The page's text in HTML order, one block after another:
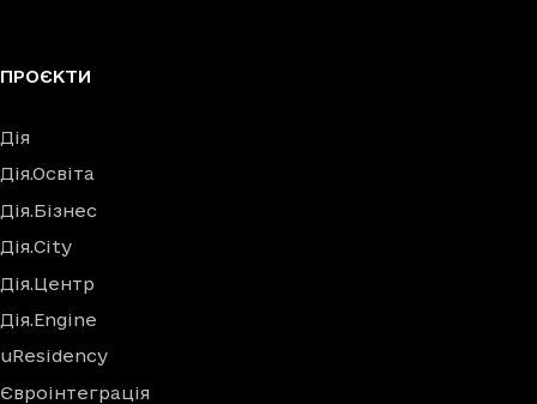
ПРОЄКТИ
Дія
Дія.Освіта
Дія.Бізнес
Дія.City
Дія.Центр
Дія.Engine
uResidency
Євроінтеграція